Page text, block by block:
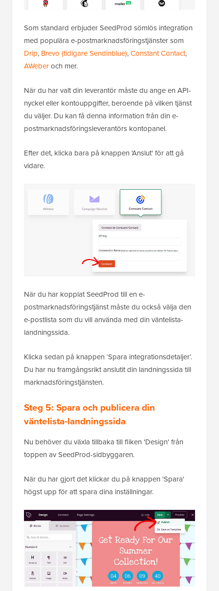
Som standard erbjuder SeedProd sömlös integration
med populära e-postmarknadsföringstjänster som
Drip, Brevo (tidigare Sendinblue),Constant Contact,
AWeberoch mer.
När du har valt din leverantör måste du ange en API-
nyckel eller kontouppgifter, beroende på vilken tjänst
du väljer. Du kan få denna information från din e-
postmarknadsföringsleverantörs kontopanel.
Efter det, klicka bara på knappen 'Anslut' för att gå
vidare.
När du har kopplat SeedProd till en e-
postmarknadsföringstjänst måste du också välja den
e-postlista som du vill använda med din väntelista-
landningssida.
Klicka sedan på knappen ‘Spara integrationsdetaljer’.
Du har nu framgångsrikt anslutit din landningssida till
marknadsföringstjänsten.
Steg 5: Spara och publicera din
väntelista-landningssida
Nu behöver du växla tillbaka till fliken 'Design' från
toppen av SeedProd-sidbyggaren.
När du har gjort det klickar du på knappen 'Spara'
högst upp för att spara dina inställningar.